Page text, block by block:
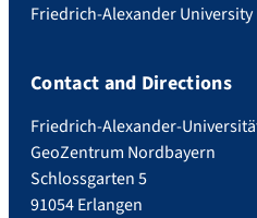
Friedrich-Alexander
Contact and Directions
Friedrich-Alexander-
GeoZentrum Nordbayern
Schlossgarten 5
91054 Erlangen